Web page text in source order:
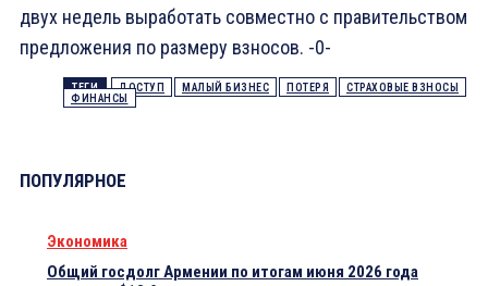
двух недель выработать совместно с правительством
предложения по размеру взносов. -0-
ТЕГИ ДОСТУП МАЛЫЙ БИЗНЕС ПОТЕРЯ
СТРАХОВЫЕ ВЗНОСЫ
ФИНАНСЫ
ПОПУЛЯРНОЕ
Экономика
Общий госдолг Армении по итогам июня 2026 года